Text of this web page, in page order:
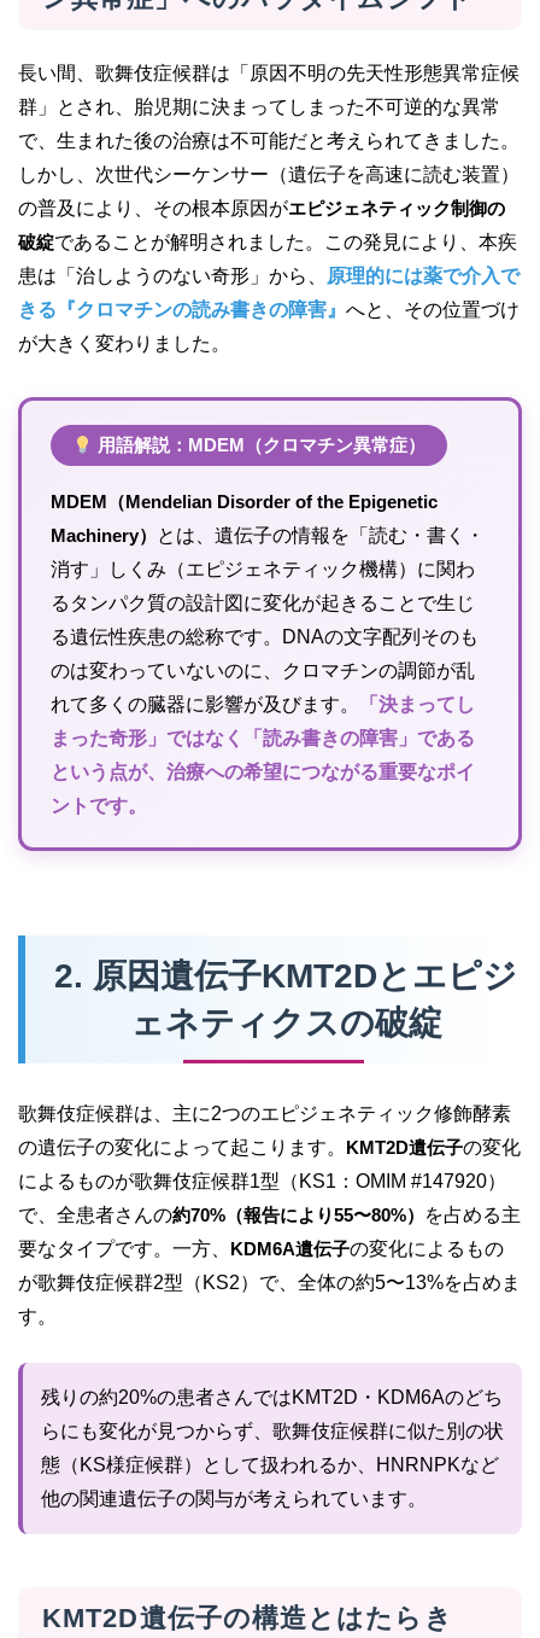
長い間、歌舞伎症候群は「原因不明の先天性形態異常症候
群」とされ、胎児期に決まってしまった不可逆的な異常
で、生まれた後の治療は不可能だと考えられてきました。
しかし、次世代シーケンサー（遺伝子を高速に読む装置）
の普及により、その根本原因がエピジェネティック制御の
破綻であることが解明されました。この発見により、本疾
患は「治しようのない奇形」から、
原理的には薬で介入で
きる『クロマチンの読み書きの障害』 へと、その位置づけ
が大きく変わりました。
用語解説：MDEM（クロマチン異常症）
MDEM（Mendelian Disorder of the Epigenetic
Machinery）
とは、遺伝子の情報を「読む・書く・
消す」しくみ（エピジェネティック機構）に関わ
るタンパク質の設計図に変化が起きることで生じ
る遺伝性疾患の総称です。DNAの文字配列そのも
のは変わっていないのに、クロマチンの調節が乱
れて多くの臓器に影響が及びます。
「決まってし
まった奇形」ではなく「読み書きの障害」である
という点が、治療への希望につながる重要なポイ
ントです。
2. 原因遺伝子KMT2Dとエピジ
ェネティクスの破綻
歌舞伎症候群は、主に2つのエピジェネティック修飾酵素
の遺伝子の変化によって起こります。 KMT2D遺伝子の変化
によるものが歌舞伎症候群1型（KS1：OMIM #147920）
で、全患者さんの約70%（報告により55〜80%）
を占める主
要なタイプです。一方、 KDM6A遺伝子の変化によるもの
が歌舞伎症候群2型（KS2）で、全体の約5〜13%を占めま
す。
残りの約20%の患者さんではKMT2D・KDM6Aのどち
らにも変化が見つからず、歌舞伎症候群に似た別の状
態（KS様症候群）として扱われるか、HNRNPKなど
他の関連遺伝子の関与が考えられています。
KMT2D遺伝子の構造とはたらき